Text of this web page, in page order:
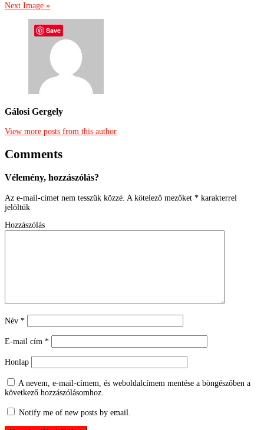
Next Image »
Gálosi Gergely
View more posts from this author
Comments
Vélemény, hozzászólás?
Az e-mail-címet nem tesszük közzé. A kötelező mezőket * karakterrel
jelöltük
Hozzászólás
Név *
E-mail cím *
Honlap
A nevem, e-mail-címem, és weboldalcímem mentése a böngészőben a
következő hozzászólásomhoz.
Notify me of new posts by email.
Save